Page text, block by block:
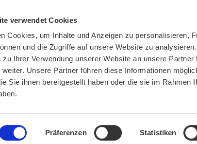
verwendet Cookies
Cookies, um Inhalte und Anzeigen zu personalisieren,
und die Zugriffe auf unsere Website zu
zu Ihrer Verwendung unserer Website an unsere
weiter. Unsere Partner führen diese Informationen
Sie ihnen bereitgestellt haben oder die sie im Rahmen
Präferenzen Statistiken
BN MÜNCHEN MITMACHEN